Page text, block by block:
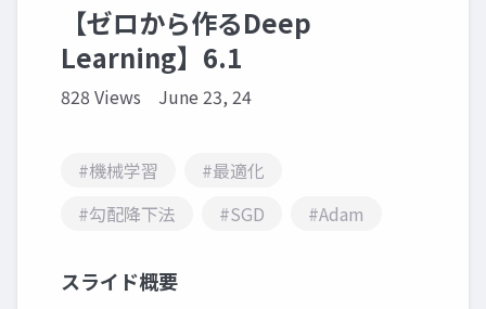
【ゼロから作るDeep
Learning】6.1
828 Views June 23, 24
#機械学習
#最適化
#勾配降下法
#SGD #Adam
スライド概要